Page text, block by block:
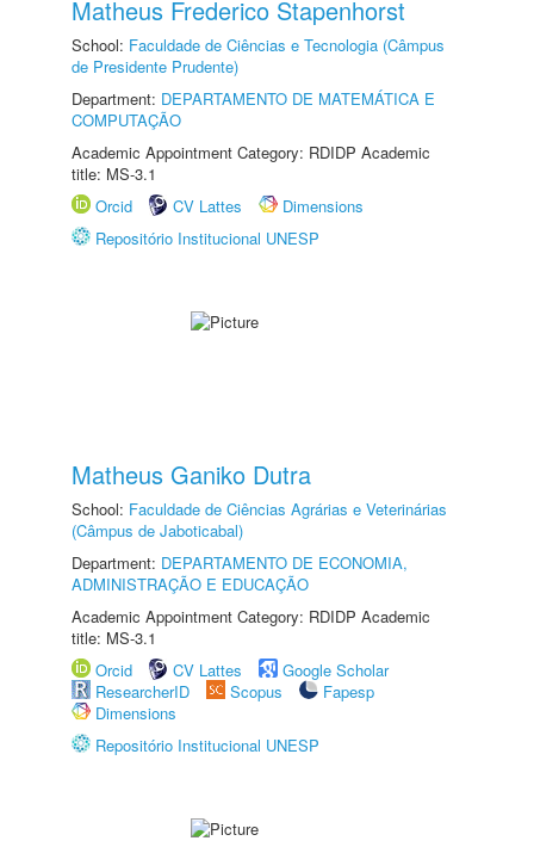
Matheus Frederico Stapenhorst
School: Faculdade de Ciências e Tecnologia (Câmpus
de Presidente Prudente)
Department: DEPARTAMENTO DE MATEMÁTICA E
COMPUTAÇÃO
Academic Appointment Category: RDIDP Academic
title: MS-3.1
Orcid
CV Lattes
Dimensions
Repositório Institucional UNESP
Matheus Ganiko Dutra
School: Faculdade de Ciências Agrárias e Veterinárias
(Câmpus de Jaboticabal)
Department: DEPARTAMENTO DE ECONOMIA,
ADMINISTRAÇÃO E EDUCAÇÃO
Academic Appointment Category: RDIDP Academic
title: MS-3.1
Orcid
CV Lattes
Google Scholar
ResearcherID
Scopus
Fapesp
Dimensions
Repositório Institucional UNESP